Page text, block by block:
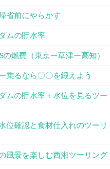
省前にやらかす
ムの貯水率
の燃費（東京ー草津ー高知）
乗るなら〇〇を鍛えよう
ムの貯水率＋水位を見るツー
位確認と食材仕入れのツーリ
風景を楽しむ西湘ツーリング